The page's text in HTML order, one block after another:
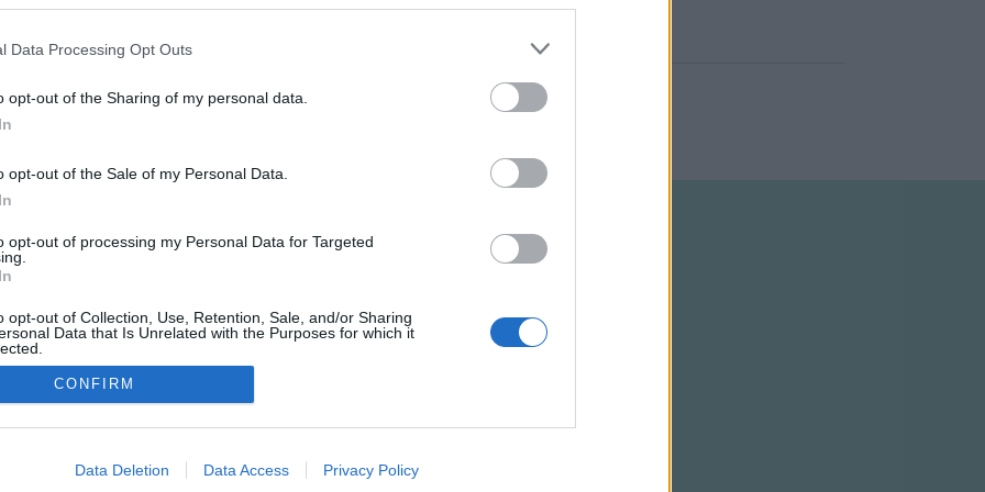
Data Processing Opt Outs
opt-out of the Sharing of my personal data.
opt-out of the Sale of my Personal Data.
opt-out of processing my Personal Data for Targeted
opt-out of Collection, Use, Retention, Sale, and/or Sharing
Data that Is Unrelated with the Purposes for which it
allow Google to enable storage related to advertising like cookies on
CONFIRM
Data Deletion Data Access Privacy Policy
NÉPI